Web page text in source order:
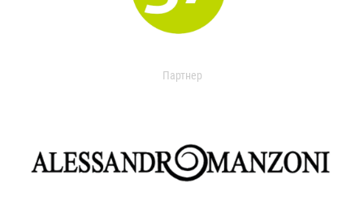
Партнер